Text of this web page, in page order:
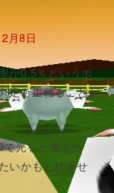
月8日
が0.5％というボ
定も重ねることが
光ると考えた
いかもしれませ